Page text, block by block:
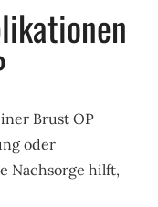
Brust OP
oder
Nachsorge hilft,